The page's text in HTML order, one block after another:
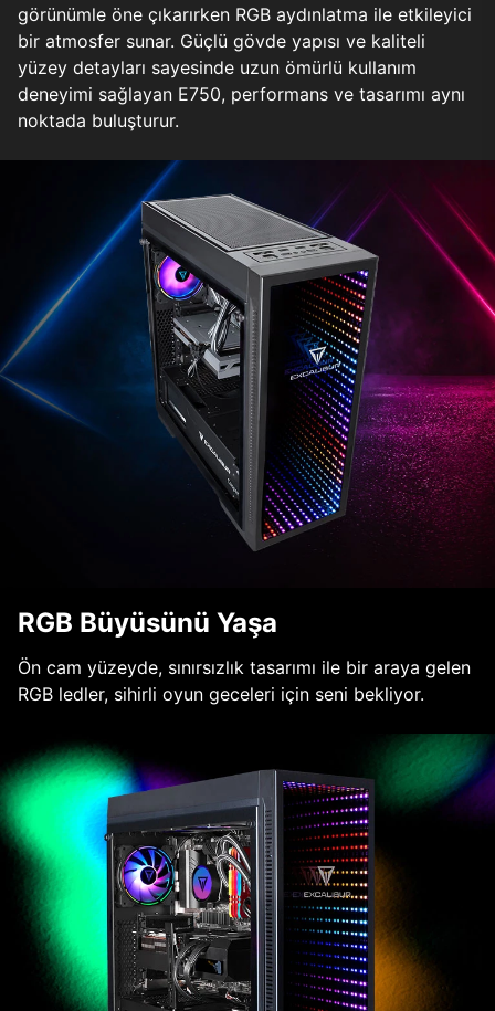
görünümle öne çıkarırken RGB aydınlatma ile etkileyici
bir atmosfer sunar. Güçlü gövde yapısı ve kaliteli
yüzey detayları sayesinde uzun ömürlü kullanım
deneyimi sağlayan E750, performans ve tasarımı aynı
noktada buluşturur.
RGB Büyüsünü Yaşa
Ön cam yüzeyde, sınırsızlık tasarımı ile bir araya gelen
RGB ledler, sihirli oyun geceleri için seni bekliyor.